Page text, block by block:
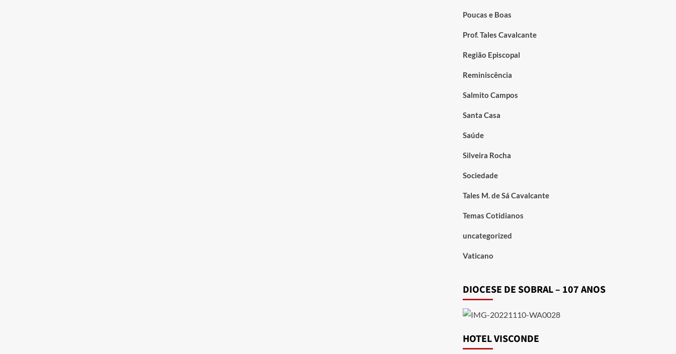
Poucas e Boas
Prof. Tales Cavalcante
Região Episcopal
Reminiscência
Salmito Campos
Santa Casa
Saúde
Silveira Rocha
Sociedade
Tales M. de Sá Cavalcante
Temas Cotidianos
uncategorized
Vaticano
DIOCESE DE SOBRAL – 107 ANOS
HOTEL VISCONDE